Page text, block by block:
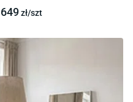
649zł/szt